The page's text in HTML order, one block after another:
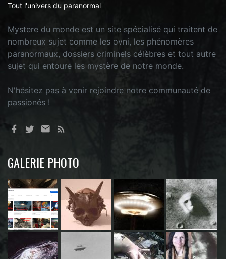
Tout l'univers du paranormal
Mystere du monde est un site spécialisé qui traitent de
nombreux sujet comme les ovni, les phénomères
paranormaux, dossiers criminels célèbres et tout autre
sujet qui entoure les mystère de notre monde.
N'hésitez pas à venir rejoindre notre communauté de
passionés !
GALERIE PHOTO